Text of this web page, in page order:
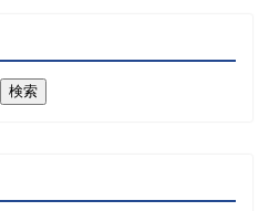
検索